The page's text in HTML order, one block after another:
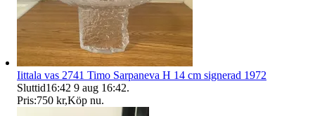
Iittala vas 2741 Timo Sarpaneva H 14 cm signerad 1972
Sluttid16:42 9 aug 16:42.
Pris:750 kr,Köp nu.